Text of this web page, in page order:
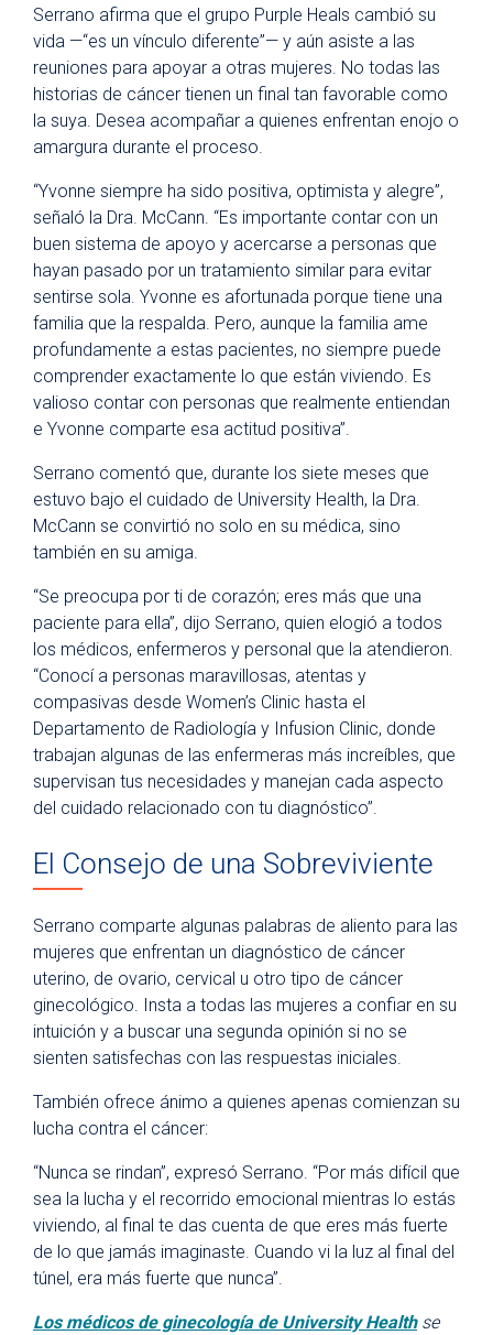
Serrano afirma que el grupo Purple Heals cambió su
vida —“es un vínculo diferente”— y aún asiste a las
reuniones para apoyar a otras mujeres. No todas las
historias de cáncer tienen un final tan favorable como
la suya. Desea acompañar a quienes enfrentan enojo o
amargura durante el proceso.
“Yvonne siempre ha sido positiva, optimista y alegre”,
señaló la Dra. McCann. “Es importante contar con un
buen sistema de apoyo y acercarse a personas que
hayan pasado por un tratamiento similar para evitar
sentirse sola. Yvonne es afortunada porque tiene una
familia que la respalda. Pero, aunque la familia ame
profundamente a estas pacientes, no siempre puede
comprender exactamente lo que están viviendo. Es
valioso contar con personas que realmente entiendan
e Yvonne comparte esa actitud positiva”.
Serrano comentó que, durante los siete meses que
estuvo bajo el cuidado de University Health, la Dra.
McCann se convirtió no solo en su médica, sino
también en su amiga.
“Se preocupa por ti de corazón; eres más que una
paciente para ella”, dijo Serrano, quien elogió a todos
los médicos, enfermeros y personal que la atendieron.
“Conocí a personas maravillosas, atentas y
compasivas desde Women’s Clinic hasta el
Departamento de Radiología y Infusion Clinic, donde
trabajan algunas de las enfermeras más increíbles, que
supervisan tus necesidades y manejan cada aspecto
del cuidado relacionado con tu diagnóstico”.
El Consejo de una Sobreviviente
Serrano comparte algunas palabras de aliento para las
mujeres que enfrentan un diagnóstico de cáncer
uterino, de ovario, cervical u otro tipo de cáncer
ginecológico. Insta a todas las mujeres a confiar en su
intuición y a buscar una segunda opinión si no se
sienten satisfechas con las respuestas iniciales.
También ofrece ánimo a quienes apenas comienzan su
lucha contra el cáncer:
“Nunca se rindan”, expresó Serrano. “Por más difícil que
sea la lucha y el recorrido emocional mientras lo estás
viviendo, al final te das cuenta de que eres más fuerte
de lo que jamás imaginaste. Cuando vi la luz al final del
túnel, era más fuerte que nunca”.
Los médicos de ginecología de University Healthse